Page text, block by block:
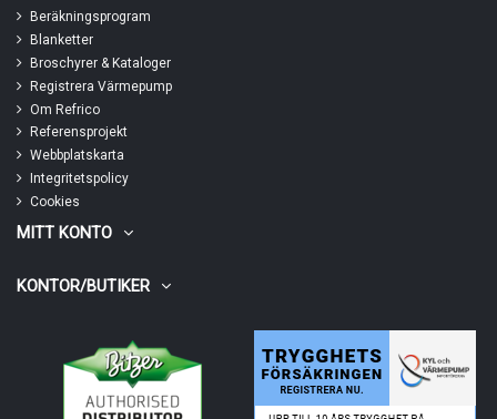
Beräkningsprogram
Blanketter
Broschyrer & Kataloger
Registrera Värmepump
Om Refrico
Referensprojekt
Webbplatskarta
Integritetspolicy
Cookies
MITT KONTO
KONTOR/BUTIKER